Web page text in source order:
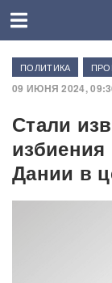
ПОЛИТИКА
09 ИЮНЯ 2024,
Стали
Дании в